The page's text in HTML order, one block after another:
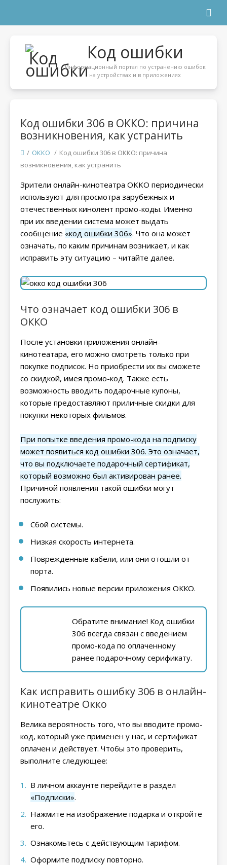
Код ошибки
Информационный портал по устранению ошибок
на устройствах и в приложениях
Код ошибки 306 в ОККО: причина
возникновения, как устранить
/ ОККО / Код ошибки 306 в ОККО: причина
возникновения, как устранить
Зрители онлайн-кинотеатра OKKO периодически
используют для просмотра зарубежных и
отечественных кинолент промо-коды. Именно
при их введении система может выдать
сообщение «код ошибки 306». Что она может
означать, по каким причинам возникает, и как
исправить эту ситуацию – читайте далее.
Что означает код ошибки 306 в
ОККО
После установки приложения онлайн-
кинотеатара, его можно смотреть только при
покупке подписок. Но приобрести их вы сможете
со скидкой, имея промо-код. Также есть
возможность вводить подарочные купоны,
которые предоставляют приличные скидки для
покупки некоторых фильмов.
При попытке введения промо-кода на подписку
может появиться код ошибки 306. Это означает,
что вы подключаете подарочный сертификат,
который возможно был активирован ранее.
Причиной появления такой ошибки могут
послужить:
Сбой системы.
Низкая скорость интернета.
Поврежденные кабели, или они отошли от
порта.
Появились новые версии приложения ОККО.
Обратите внимание! Код ошибки
306 всегда связан с введением
промо-кода по оплаченному
ранее подарочному серификату.
Как исправить ошибку 306 в онлайн-
кинотеатре Окко
Велика вероятность того, что вы вводите промо-
код, который уже применен у нас, и сертификат
оплачен и действует. Чтобы это проверить,
выполните следующее:
В личном аккаунте перейдите в раздел
«Подписки».
Нажмите на изображение подарка и откройте
его.
Ознакомьтесь с действующим тарифом.
Оформите подписку повторно.